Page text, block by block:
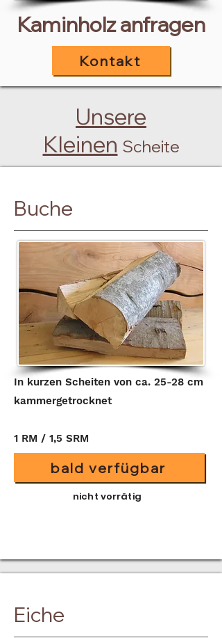
Kaminholz anfragen
Kontakt
Unsere
Kleinen Scheite
Buche
In kurzen Scheiten von ca. 25-28 cm
kammergetrocknet
1 RM / 1,5 SRM
bald verfügbar
nicht vorrätig
Eiche